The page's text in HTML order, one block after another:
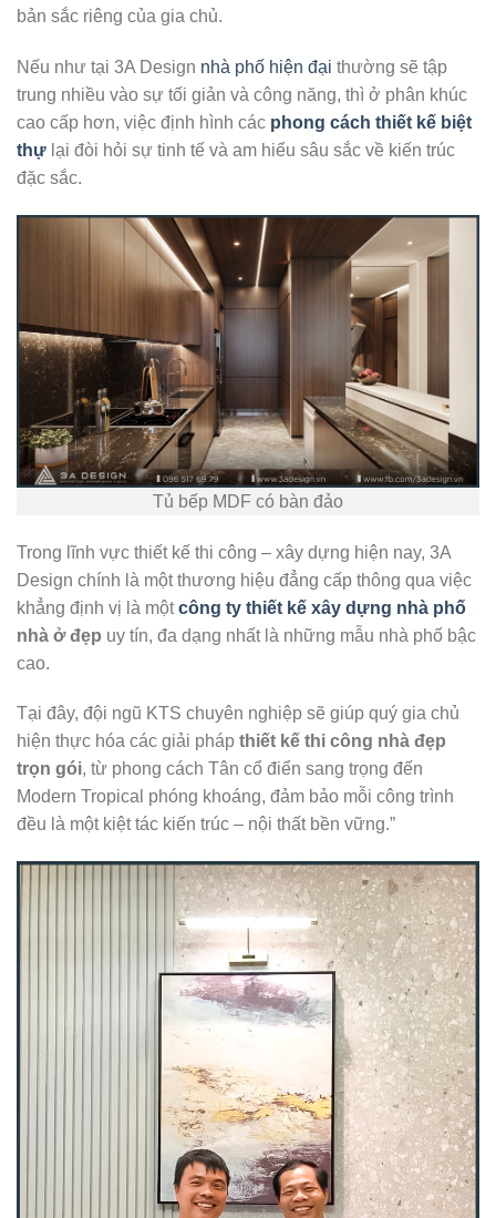
bản sắc riêng của gia chủ.
Nếu như tại 3A Design nhà phố hiện đại thường sẽ tập
trung nhiều vào sự tối giản và công năng, thì ở phân khúc
cao cấp hơn, việc định hình các phong cách thiết kế biệt
thự lại đòi hỏi sự tinh tế và am hiểu sâu sắc về kiến trúc
đặc sắc.
Tủ bếp MDF có bàn đảo
Trong lĩnh vực thiết kế thi công – xây dựng hiện nay, 3A
Design chính là một thương hiệu đẳng cấp thông qua việc
khẳng định vị là mộtcông ty thiết kế xây dựng nhà phố
nhà ở đẹp uy tín, đa dạng nhất là những mẫu nhà phố bậc
cao.
Tại đây, đội ngũ KTS chuyên nghiệp sẽ giúp quý gia chủ
hiện thực hóa các giải pháp thiết kế thi công nhà đẹp
trọn gói, từ phong cách Tân cổ điển sang trọng đến
Modern Tropical phóng khoáng, đảm bảo mỗi công trình
đều là một kiệt tác kiến trúc – nội thất bền vững.”